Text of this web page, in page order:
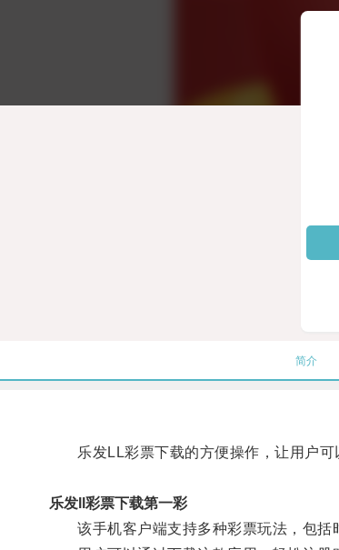
简介
乐发LL彩票下载的方便操作，让用户可
乐发ll彩票下载第一彩
该手机客户端支持多种彩票玩法，包括